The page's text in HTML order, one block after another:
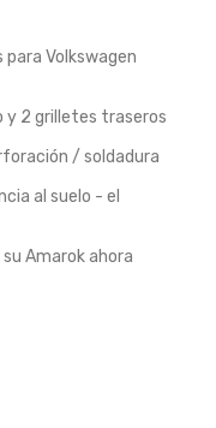
Volkswagen
y 2 grilletes traseros
/ soldadura
al suelo - el
Amarok ahora